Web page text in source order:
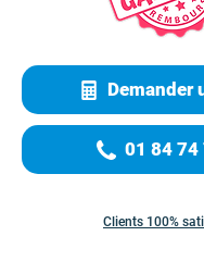
Demander
01 84 74
Clients 100%